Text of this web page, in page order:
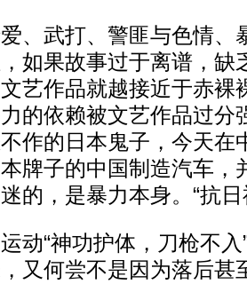
武打、警匪与色情、
如果故事过于离谱，缺
艺作品就越接近于赤裸
的依赖被文艺作品过分
作的日本鬼子，今天在
牌子的中国制造汽车，
的，是暴力本身。“抗
“神功护体，刀枪不入
又何尝不是因为落后甚